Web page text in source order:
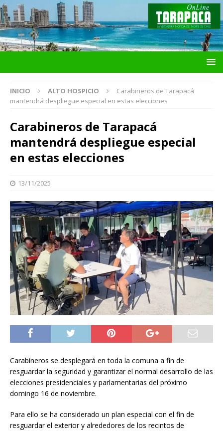
INICIO ALTO HOSPICIO
Carabineros de Tarapacá
mantendrá despliegue especial en estas elecciones
Carabineros de Tarapacá
mantendrá despliegue especial
en estas elecciones
13/11/2025
Carabineros se desplegará en toda la comuna a fin de
resguardar la seguridad y garantizar el normal desarrollo de las
elecciones presidenciales y parlamentarias del próximo
domingo 16 de noviembre.
Para ello se ha considerado un plan especial con el fin de
resguardar el exterior y alrededores de los recintos de